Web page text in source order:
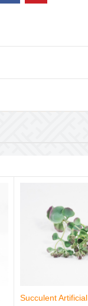
Succulent Artificial